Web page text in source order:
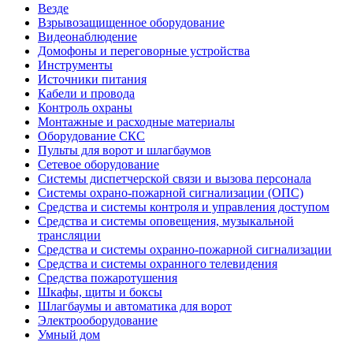
Везде
Взрывозащищенное оборудование
Видеонаблюдение
Домофоны и переговорные устройства
Инструменты
Источники питания
Кабели и провода
Контроль охраны
Монтажные и расходные материалы
Оборудование СКС
Пульты для ворот и шлагбаумов
Сетевое оборудование
Системы диспетчерской связи и вызова персонала
Системы охрано-пожарной сигнализации (ОПС)
Средства и системы контроля и управления доступом
Средства и системы оповещения, музыкальной
трансляции
Средства и системы охранно-пожарной сигнализации
Средства и системы охранного телевидения
Средства пожаротушения
Шкафы, щиты и боксы
Шлагбаумы и автоматика для ворот
Электрооборудование
Умный дом